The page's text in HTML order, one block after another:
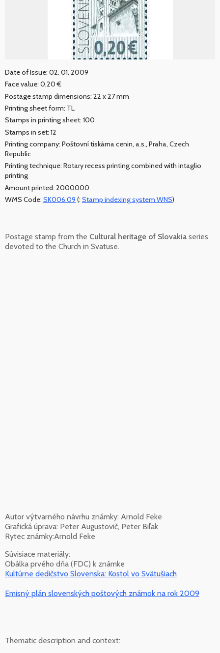
Date of Issue: 02. 01. 2009
Face value: 0,20 €
Postage stamp dimensions: 22 x 27 mm
Printing sheet form: TL
Stamps in printing sheet: 100
Stamps in set: 12
Printing company: Poštovní tiskárna cenin, a.s., Praha, Czech
Republic
Printing technique: Rotary recess printing combined with intaglio
printing
Amount printed: 2000000
WMS Code: SK006.09 (: Stamp indexing system WNS)
Postage stamp from the Cultural heritage of Slovakia series
devoted to the Church in Svatuse.
Autor výtvarného návrhu známky: Arnold Feke
Grafická úprava: Peter Augustovič, Peter Biľak
Rytec známky:Arnold Feke
Súvisiace materiály:
Obálka prvého dňa (FDC) k známke
Kultúrne dedičstvo Slovenska: Kostol vo Svätušiach
Emisný plán slovenských poštových známok na rok 2009
Thematic description and context: